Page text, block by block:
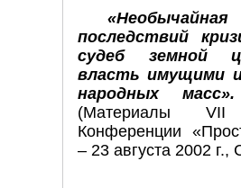
последствий
судеб земной
власть имущими
народных масс».
(Материалы VII
Конференции
– 23 августа 2002 г.,